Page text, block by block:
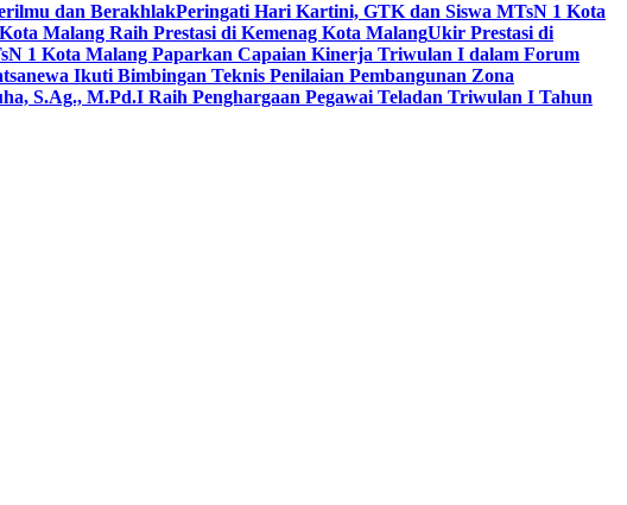
dan BerakhlakPeringati Hari Kartini, GTK dan Siswa MTsN 1 Kota
Malang Raih Prestasi di Kemenag Kota MalangUkir Prestasi di
1 Kota Malang Paparkan Capaian Kinerja Triwulan I dalam Forum
Ikuti Bimbingan Teknis Penilaian Pembangunan Zona
S.Ag., M.Pd.I Raih Penghargaan Pegawai Teladan Triwulan I Tahun